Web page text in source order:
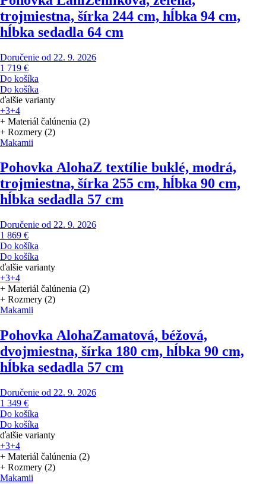
trojmiestna, šírka 244 cm, hĺbka 94 cm,
hĺbka sedadla 64 cm
Doručenie od 22. 9. 2026
1 719 €
Do košíka
Do košíka
ďalšie varianty
+3+4
+ Materiál čalúnenia (2)
+ Rozmery (2)
Makamii
Pohovka AlohaZ textílie buklé, modrá,
trojmiestna, šírka 255 cm, hĺbka 90 cm,
hĺbka sedadla 57 cm
Doručenie od 22. 9. 2026
1 869 €
Do košíka
Do košíka
ďalšie varianty
+3+4
+ Materiál čalúnenia (2)
+ Rozmery (2)
Makamii
Pohovka AlohaZamatová, béžová,
dvojmiestna, šírka 180 cm, hĺbka 90 cm,
hĺbka sedadla 57 cm
Doručenie od 22. 9. 2026
1 349 €
Do košíka
Do košíka
ďalšie varianty
+3+4
+ Materiál čalúnenia (2)
+ Rozmery (2)
Makamii